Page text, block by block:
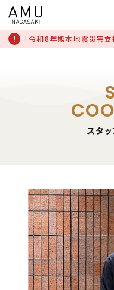
「令和8年熊本地震災害
スタ